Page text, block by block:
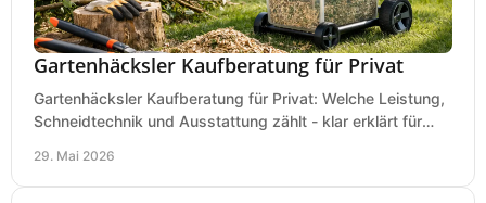
Gartenhäcksler Kaufberatung für Privat
Gartenhäcksler Kaufberatung für Privat: Welche Leistung,
Schneidtechnik und Ausstattung zählt - klar erklärt für
29. Mai 2026